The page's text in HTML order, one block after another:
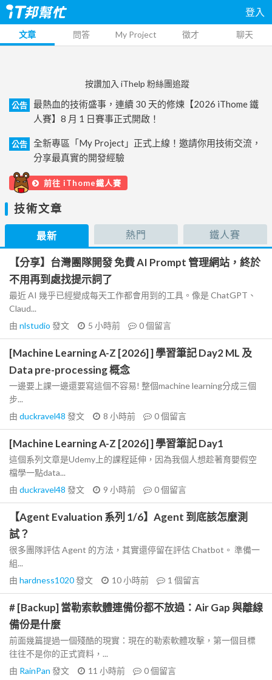
登入
文章 問答 My Project 徵才 聊天
按讚加入 iThelp 粉絲團追蹤
公告
最熱血的技術盛事，連續 30 天的修煉【2026 iThome 鐵
人賽】8 月 1 日賽事正式開啟！
公告
全新專區「My Project」正式上線！邀請你用技術交流，
分享最真實的開發經驗
前往 iThome鐵人賽
技術文章
最新 熱門 鐵人賽
【分享】台灣團隊開發 免費 AI Prompt 管理網站，終於
不用再到處找提示詞了
最近 AI 幾乎已經變成每天工作都會用到的工具。像是 ChatGPT、
Claud...
由 nlstudio 發文 5 小時前 0個留言
[Machine Learning A-Z [2026] ] 學習筆記 Day2 ML 及
Data pre-processing 概念
一邊要上課一邊還要寫這個不容易! 整個machine learning分成三個
步...
由 duckravel48 發文 8 小時前 0個留言
[Machine Learning A-Z [2026] ] 學習筆記 Day1
這個系列文章是Udemy上的課程延伸，因為我個人想趁著育嬰假空
檔學一點data...
由 duckravel48 發文 9 小時前 0個留言
【Agent Evaluation 系列 1/6】Agent 到底該怎麼測
試？
很多團隊評估 Agent 的方法，其實還停留在評估 Chatbot。 準備一
組...
由 hardness1020發文 10 小時前 1 個留言
# [Backup] 當勒索軟體連備份都不放過：Air Gap 與離線
備份是什麼
前面幾篇提過一個殘酷的現實：現在的勒索軟體攻擊，第一個目標
往往不是你的正式資料，...
由 RainPan 發文 11 小時前 0個留言